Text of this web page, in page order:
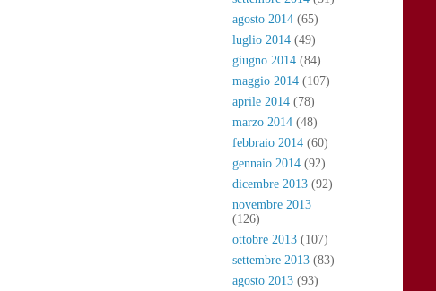
agosto 2014 (65)
luglio 2014 (49)
giugno 2014 (84)
maggio 2014 (107)
aprile 2014 (78)
marzo 2014 (48)
febbraio 2014 (60)
gennaio 2014 (92)
dicembre 2013 (92)
novembre 2013
(126)
ottobre 2013 (107)
settembre 2013 (83)
agosto 2013 (93)